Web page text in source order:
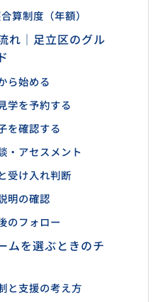
算制度（年額）
れ｜足立区のグル
ら始める
学を予約する
を確認する
・アセスメント
受け入れ判断
明の確認
のフォロー
ムを選ぶときのチ
と支援の考え方